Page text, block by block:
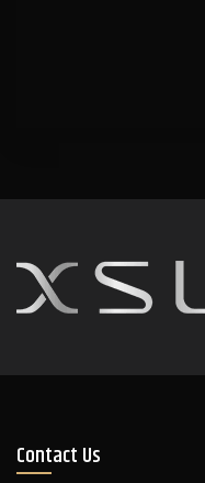
Contact Us